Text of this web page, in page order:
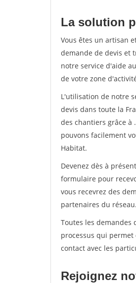
La solution
Vous êtes un artisan
demande de devis et
notre service d'aide
de votre zone
L'utilisation de notre
devis dans toute la
des chantiers grâce à
pouvons facilement
Habitat.
Devenez dès à
formulaire pour
vous recevrez des
partenaires du réseau.
Toutes les demandes
processus qui
contact avec les
Rejoignez